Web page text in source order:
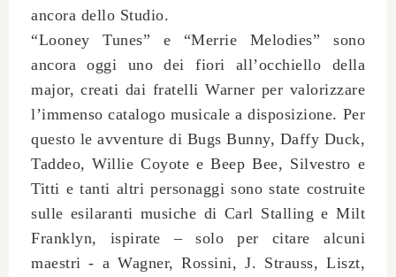
ancora dello Studio.
“Looney Tunes” e “Merrie Melodies” sono
ancora oggi uno dei fiori all’occhiello della
major, creati dai fratelli Warner per valorizzare
l’immenso catalogo musicale a disposizione. Per
questo le avventure di Bugs Bunny, Daffy Duck,
Taddeo, Willie Coyote e Beep Bee, Silvestro e
Titti e tanti altri personaggi sono state costruite
sulle esilaranti musiche di Carl Stalling eMilt
Franklyn, ispirate – solo per citare alcuni
maestri - aWagner, Rossini, J. Strauss, Liszt,